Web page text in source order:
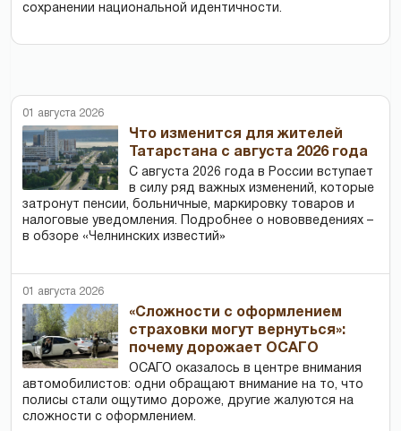
сохранении национальной идентичности.
01 августа 2026
Что изменится для жителей
Татарстана с августа 2026 года
С августа 2026 года в России вступает
в силу ряд важных изменений, которые
затронут пенсии, больничные, маркировку товаров и
налоговые уведомления. Подробнее о нововведениях –
в обзоре «Челнинских известий»
01 августа 2026
«Сложности с оформлением
страховки могут вернуться»:
почему дорожает ОСАГО
ОСАГО оказалось в центре внимания
автомобилистов: одни обращают внимание на то, что
полисы стали ощутимо дороже, другие жалуются на
сложности с оформлением.